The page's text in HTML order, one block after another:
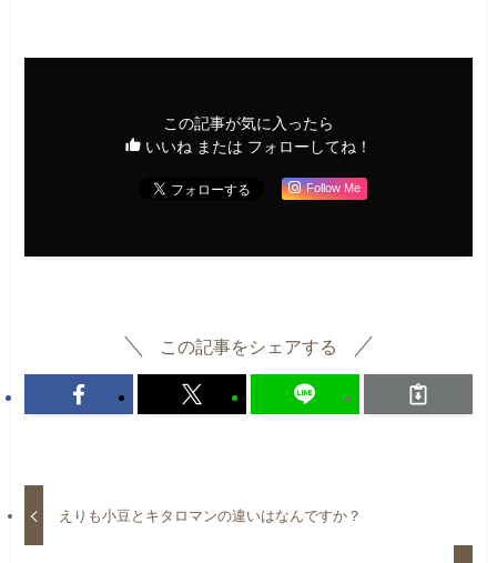
この記事が気に入ったら
いいね または フォローしてね！
Follow Me
この記事をシェアする
えりも小豆とキタロマンの違いはなんですか？